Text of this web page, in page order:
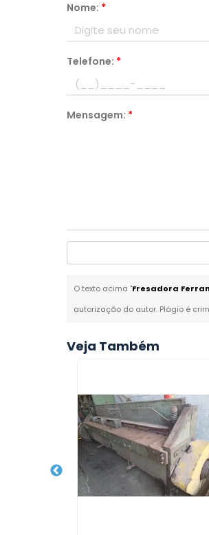
Nome: *
Telefone: *
Mensagem: *
O texto acima "Fresadora
autorização do autor. Plágio é
Veja Também